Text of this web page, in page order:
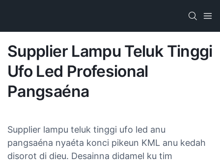
Supplier Lampu Teluk Tinggi
Ufo Led Profesional
Pangsaéna
Supplier lampu teluk tinggi ufo led anu
pangsaéna​ nyaéta konci pikeun KML anu kedah
disorot di dieu. Desainna didamel ku tim